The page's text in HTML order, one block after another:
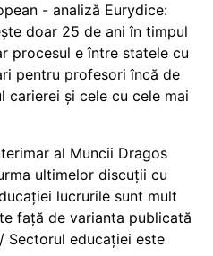
- analiză Eurydice:
doar 25 de ani în timpul
procesul e între statele cu
pentru profesori încă de
carierei și cele cu cele mai
al Muncii Dragos
ultimelor discuții cu
lucrurile sunt mult
față de varianta publicată
Sectorul educației este